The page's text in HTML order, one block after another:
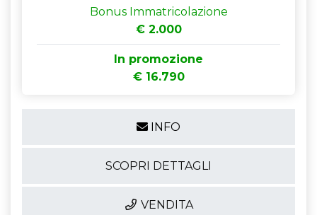
Bonus Immatricolazione
€ 2.000
In promozione
€ 16.790
INFO
SCOPRI DETTAGLI
VENDITA